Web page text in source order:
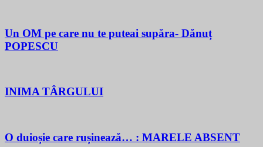
Un OM pe care nu te puteai supăra- Dănuț
POPESCU
INIMA TÂRGULUI
O duioșie care rușinează… : MARELE ABSENT